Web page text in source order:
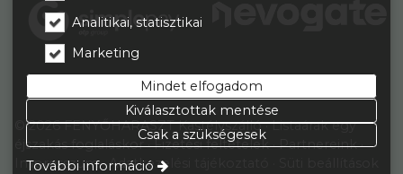
© 2026 FENYŐHARASZT Kastélyszálló
Listaárak egy
éjszakás foglaláskor
Fizetési feltételek
Partnereink
Impresszum
Adatkezelési tájékoztató
Analitikai, statisztikai
Marketing
Mindet elfogadom
Kiválasztottak mentése
Csak a szükségesek
További információ